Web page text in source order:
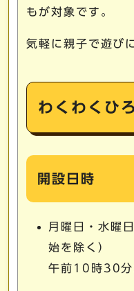
もが対象です。
気軽に親子で遊び
わくわくひ
開設日時
月曜日・水曜
始を除く）
午前10時30